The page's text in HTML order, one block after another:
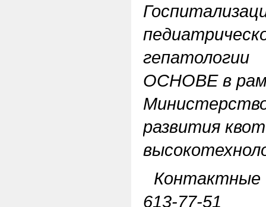
ОСНОВЕ в
развития
613-77-51